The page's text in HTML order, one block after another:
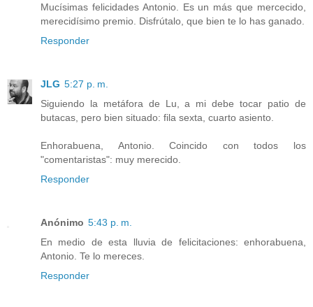
Mucísimas felicidades Antonio. Es un más que mercecido,
merecidísimo premio. Disfrútalo, que bien te lo has ganado.
Responder
JLG 5:27 p. m.
Siguiendo la metáfora de Lu, a mi debe tocar patio de
butacas, pero bien situado: fila sexta, cuarto asiento.
Enhorabuena, Antonio. Coincido con todos los
"comentaristas": muy merecido.
Responder
Anónimo 5:43 p. m.
En medio de esta lluvia de felicitaciones: enhorabuena,
Antonio. Te lo mereces.
Responder